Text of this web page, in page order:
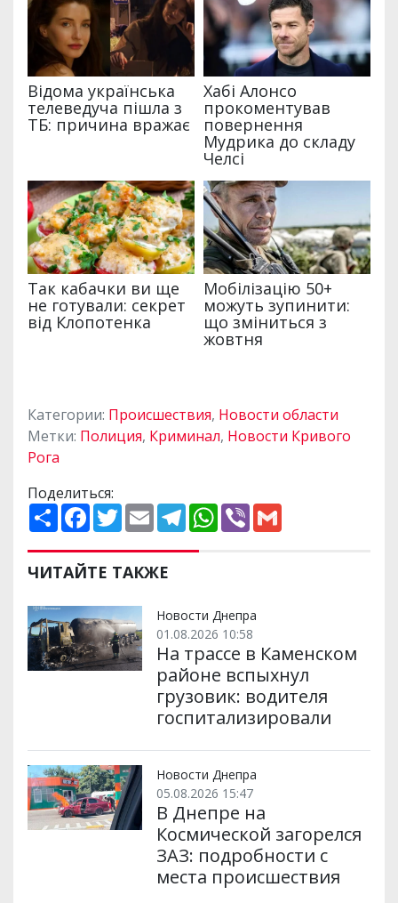
Категории: Происшествия, Новости области
Метки: Полиция, Криминал, Новости Кривого
Рога
Поделиться:
П
о
и
р
и
и
F
a
e
b
o
k
T
w
t
t
e
E
m
i
l
T
e
e
m
W
h
p
V
ЧИТАЙТЕ ТАКЖЕ
Новости Днепра
01.08.2026 10:58
На трассе в Каменском
районе вспыхнул
грузовик: водителя
госпитализировали
Новости Днепра
05.08.2026 15:47
В Днепре на
Космической загорелся
ЗАЗ: подробности с
места происшествия